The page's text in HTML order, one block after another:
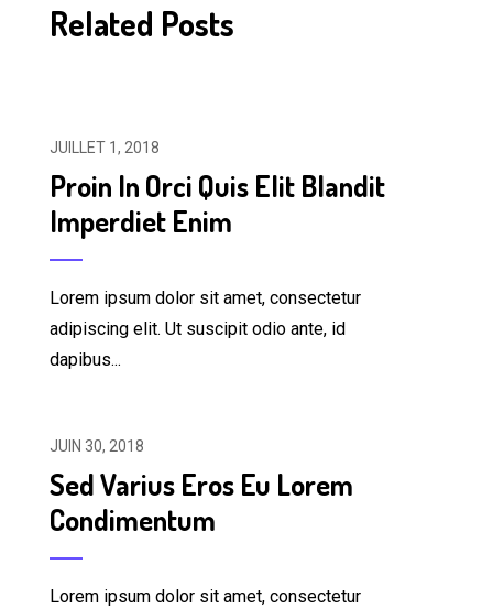
Related Posts
JUILLET 1, 2018
Proin In Orci Quis Elit Blandit
Imperdiet Enim
Lorem ipsum dolor sit amet, consectetur
adipiscing elit. Ut suscipit odio ante, id
dapibus...
JUIN 30, 2018
Sed Varius Eros Eu Lorem
Condimentum
Lorem ipsum dolor sit amet, consectetur